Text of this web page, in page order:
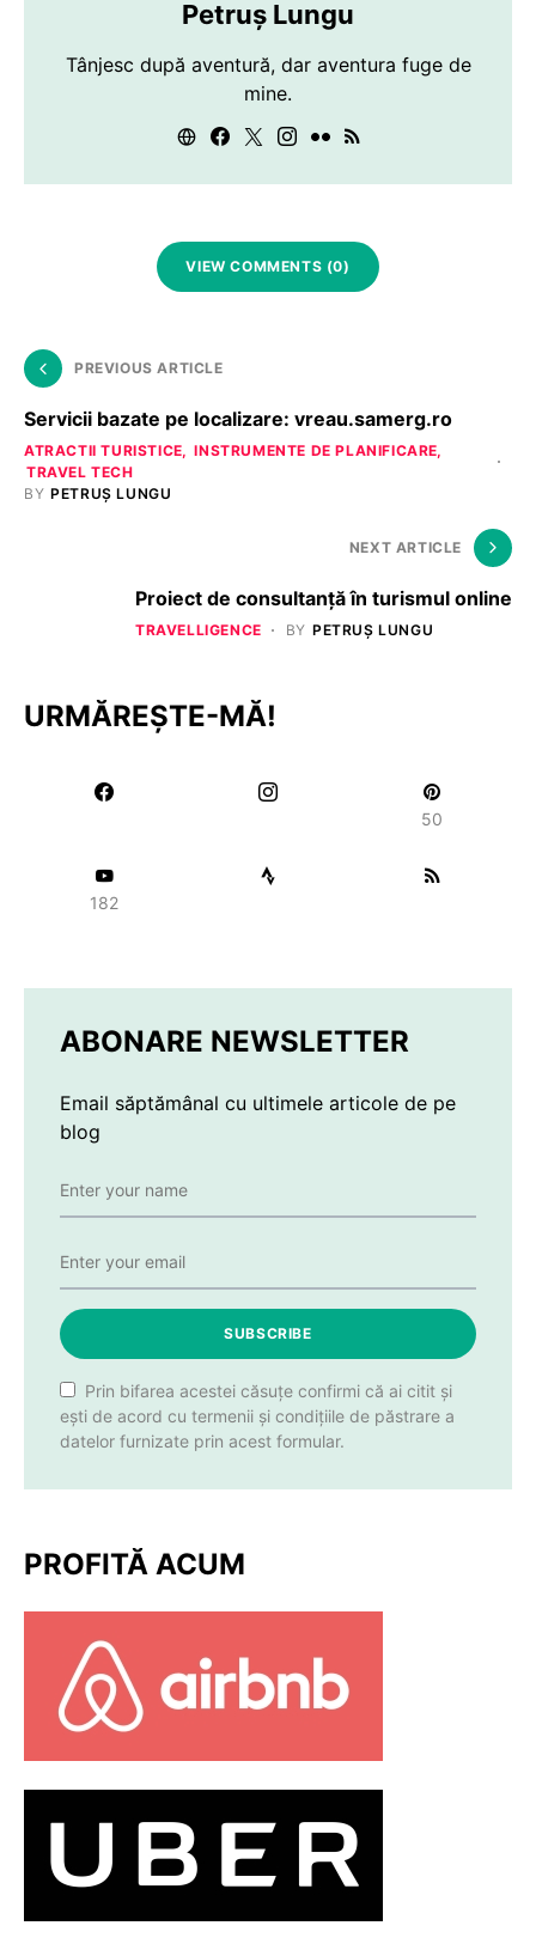
Petruș Lungu
Tânjesc după aventură, dar aventura fuge de
mine.
VIEW COMMENTS (0)
PREVIOUS ARTICLE
Servicii bazate pe localizare: vreau.samerg.ro
ATRACTII TURISTICE
INSTRUMENTE DE PLANIFICARE
TRAVEL TECH
BY PETRUȘ LUNGU
NEXT ARTICLE
Proiect de consultanţă în turismul online
TRAVELLIGENCE BY PETRUȘ LUNGU
URMĂREȘTE-MĂ!
50
182
ABONARE NEWSLETTER
Email săptămânal cu ultimele articole de pe
blog
SUBSCRIBE
Prin bifarea acestei căsuțe confirmi că ai citit și
ești de acord cu termenii și condițiile de păstrare a
datelor furnizate prin acest formular.
PROFITĂ ACUM